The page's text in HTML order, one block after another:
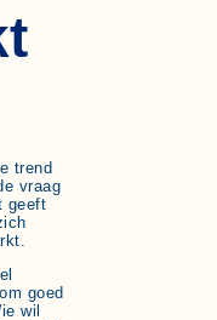
trend
vraag
geeft
goed
wil